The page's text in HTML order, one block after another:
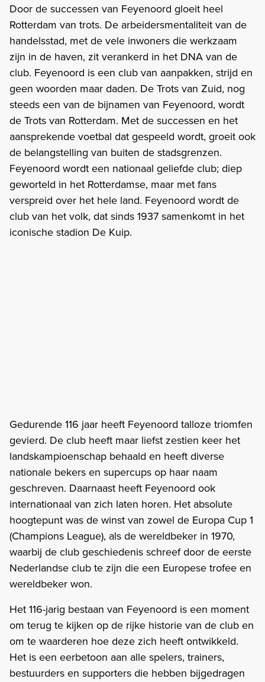
Door de successen van Feyenoord gloeit heel
Rotterdam van trots. De arbeidersmentaliteit van de
handelsstad, met de vele inwoners die werkzaam
zijn in de haven, zit verankerd in het DNA van de
club. Feyenoord is een club van aanpakken, strijd en
geen woorden maar daden. De Trots van Zuid, nog
steeds een van de bijnamen van Feyenoord, wordt
de Trots van Rotterdam. Met de successen en het
aansprekende voetbal dat gespeeld wordt, groeit ook
de belangstelling van buiten de stadsgrenzen.
Feyenoord wordt een nationaal geliefde club; diep
geworteld in het Rotterdamse, maar met fans
verspreid over het hele land. Feyenoord wordt de
club van het volk, dat sinds 1937 samenkomt in het
iconische stadion De Kuip.
Gedurende 116 jaar heeft Feyenoord talloze triomfen
gevierd. De club heeft maar liefst zestien keer het
landskampioenschap behaald en heeft diverse
nationale bekers en supercups op haar naam
geschreven. Daarnaast heeft Feyenoord ook
internationaal van zich laten horen. Het absolute
hoogtepunt was de winst van zowel de Europa Cup 1
(Champions League), als de wereldbeker in 1970,
waarbij de club geschiedenis schreef door de eerste
Nederlandse club te zijn die een Europese trofee en
wereldbeker won.
Het 116-jarig bestaan van Feyenoord is een moment
om terug te kijken op de rijke historie van de club en
om te waarderen hoe deze zich heeft ontwikkeld.
Het is een eerbetoon aan alle spelers, trainers,
bestuurders en supporters die hebben bijgedragen